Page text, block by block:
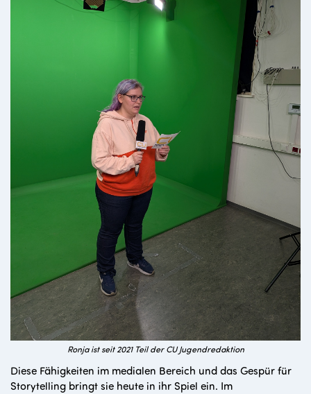
Ronja ist seit 2021 Teil der CU Jugendredaktion
Diese Fähigkeiten im medialen Bereich und das Gespür für
Storytelling bringt sie heute in ihr Spiel ein. Im